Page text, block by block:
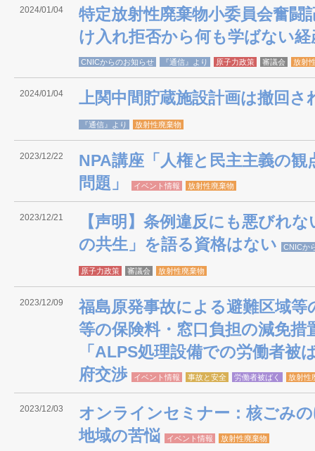
2024/01/04
特定放射性廃棄物小委員会奮
け入れ拒否から何も学ばない
CNICからのお知らせ 『通信』より 原子力政策 審議会 放射
2024/01/04 上関中間貯蔵施設計画は撤回さ
『通信』より 放射性廃棄物
2023/12/22
NPA講座「人権と民主主義の
問題」
イベント情報 放射性廃棄物
2023/12/21
【声明】条例違反にも悪びれ
の共生」を語る資格はない
CNICか
原子力政策 審議会 放射性廃棄物
2023/12/09
福島原発事故による避難区域等
等の保険料・窓口負担の減免措
「ALPS処理設備での労働者被
府交渉
イベント情報 事故と安全 労働者被ばく 放射性
2023/12/03
オンラインセミナー：核ごみ
地域の苦悩
イベント情報 放射性廃棄物